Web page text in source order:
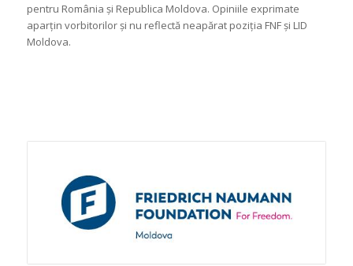
pentru România și Republica Moldova. Opiniile exprimate
aparțin vorbitorilor și nu reflectă neapărat poziția FNF și LID
Moldova.